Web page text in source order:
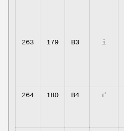
263 179 B3 і
264 180 B4 ґ